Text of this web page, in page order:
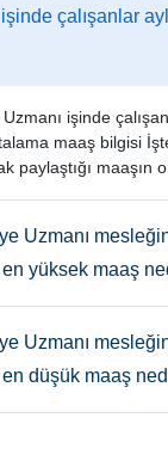
çalışanlar
işinde
maaş bilgisi
paylaştığı maaşın
Uzmanı
en yüksek maaş
Uzmanı
en düşük maaş